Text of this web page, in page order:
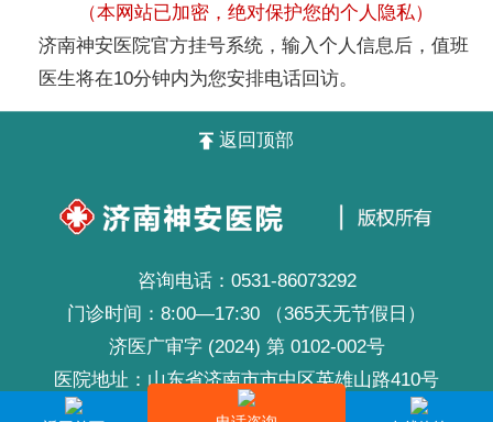
（本网站已加密，绝对保护您的个人隐私）
济南神安医院官方挂号系统，输入个人信息后，值班
医生将在10分钟内为您安排电话回访。
返回顶部
咨询电话： 0531-86073292
门诊时间：8:00—17:30 （365天无节假日）
济医广审字 (2024) 第 0102-002号
医院地址：山东省济南市市中区英雄山路410号